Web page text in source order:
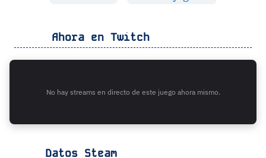
Ahora en Twitch
No hay streams en directo de este juego ahora mismo.
Datos Steam